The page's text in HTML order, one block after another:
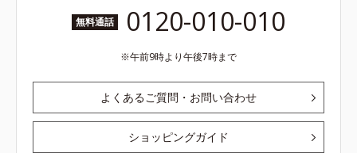
無料通話 0120-010-010
午前9時より午後7時まで
よくあるご質問・お問い合わせ
ショッピングガイド